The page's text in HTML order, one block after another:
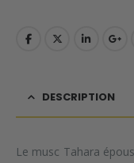
DESCRIPTION
Le musc Tahara